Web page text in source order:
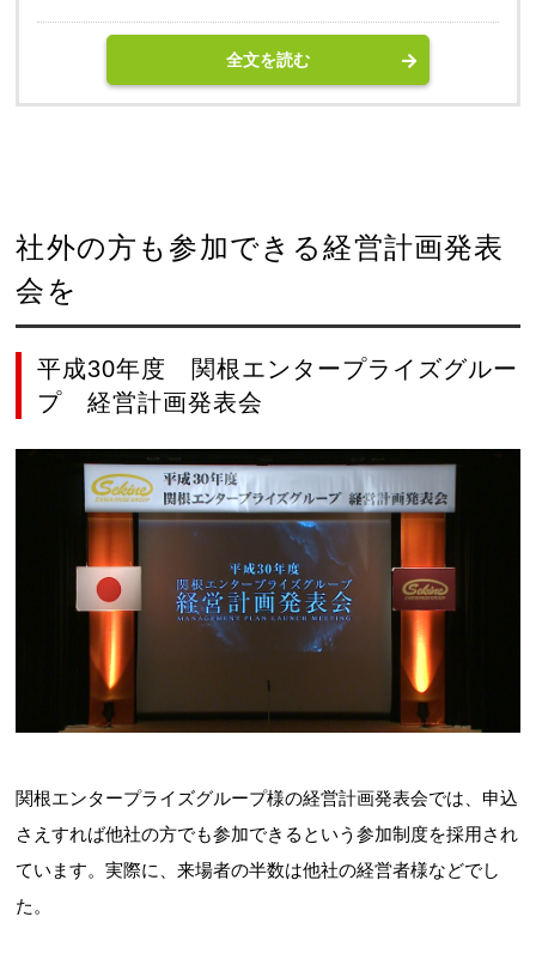
全文を読む
社外の方も参加できる経営計画発表
会を
平成30年度 関根エンタープライズグルー
プ 経営計画発表会
関根エンタープライズグループ様の経営計画発表会では、申込
さえすれば他社の方でも参加できるという参加制度を採用され
ています。実際に、来場者の半数は他社の経営者様などでし
た。